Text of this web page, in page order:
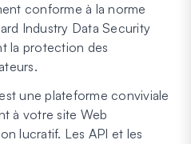
conforme à la norme
Industry Data Security
la protection des
une plateforme conviviale
à votre site Web
lucratif. Les API et les